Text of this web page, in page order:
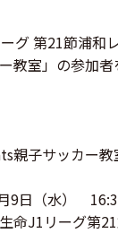
グ 第21節浦和
教室」の参加者
親子サッカー教
9日（水）
ーグ第21節